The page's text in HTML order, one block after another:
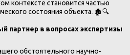
контексте становится частью
состояния объекта. 🏚️🔍
партнер в вопросах экспертизы
обстоятельного научно-